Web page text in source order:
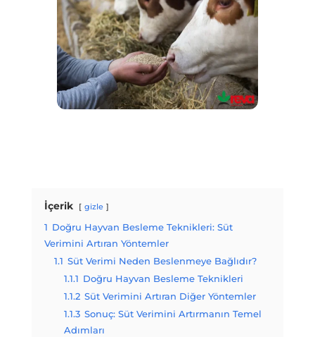
İçerik gizle
1 Doğru Hayvan Besleme Teknikleri: Süt
Verimini Artıran Yöntemler
1.1 Süt Verimi Neden Beslenmeye Bağlıdır?
1.1.1 Doğru Hayvan Besleme Teknikleri
1.1.2 Süt Verimini Artıran Diğer Yöntemler
1.1.3 Sonuç: Süt Verimini Artırmanın Temel
Adımları